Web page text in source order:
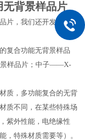
背景样品片
片，我们还开发了一种
复合功能无背景样品
样品片；中子——X-
质，多功能复合的无背
质不同，在某些特殊场
紫外性能，电绝缘性
，特殊材质需要等）。